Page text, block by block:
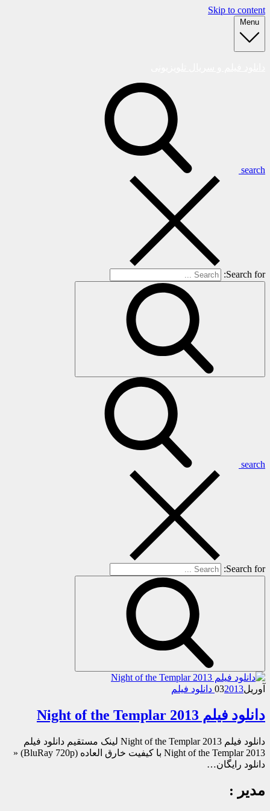
Skip to content
Menu
search
Search for:
search
Search for:
آوریل 032013 دانلود فیلم
دانلود فیلم Night of the Templar 2013
دانلود فیلم Night of the Templar 2013 لینک مستقیم دانلود فیلم
Night of the Templar 2013 با کیفیت خارق العاده (BluRay 720p) «
دانلود رایگان…
مدیر :